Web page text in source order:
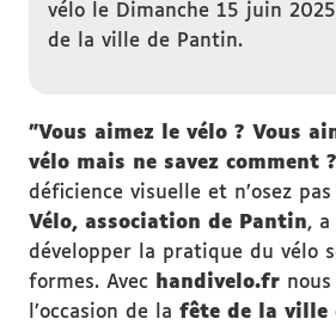
vélo le Dimanche 15 juin
de la ville de Pantin.
"Vous aimez le vélo ? Vous
vélo mais ne savez comment ?
déficience visuelle et n’osez pas
Vélo, association de Pantin, a
développer la pratique du vélo
formes. Avec handivelo.fr
l’occasion de la fête de la ville